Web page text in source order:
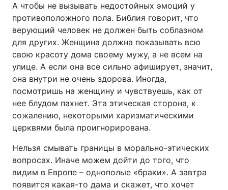
А чтобы не вызывать недостойных эмоций у
противоположного пола. Библия говорит, что
верующий человек не должен быть соблазном
для других. Женщина должна показывать всю
свою красоту дома своему мужу, а не всем на
улице. А если она все сильно афиширует, значит,
она внутри не очень здорова. Иногда,
посмотришь на женщину и чувствуешь, как от
нее блудом пахнет. Эта этическая сторона, к
сожалению, некоторыми харизматическими
церквями была проигнорирована.
Нельзя смывать границы в морально-этических
вопросах. Иначе можем дойти до того, что
видим в Европе – однополые «браки». А завтра
появится какая-то дама и скажет, что хочет